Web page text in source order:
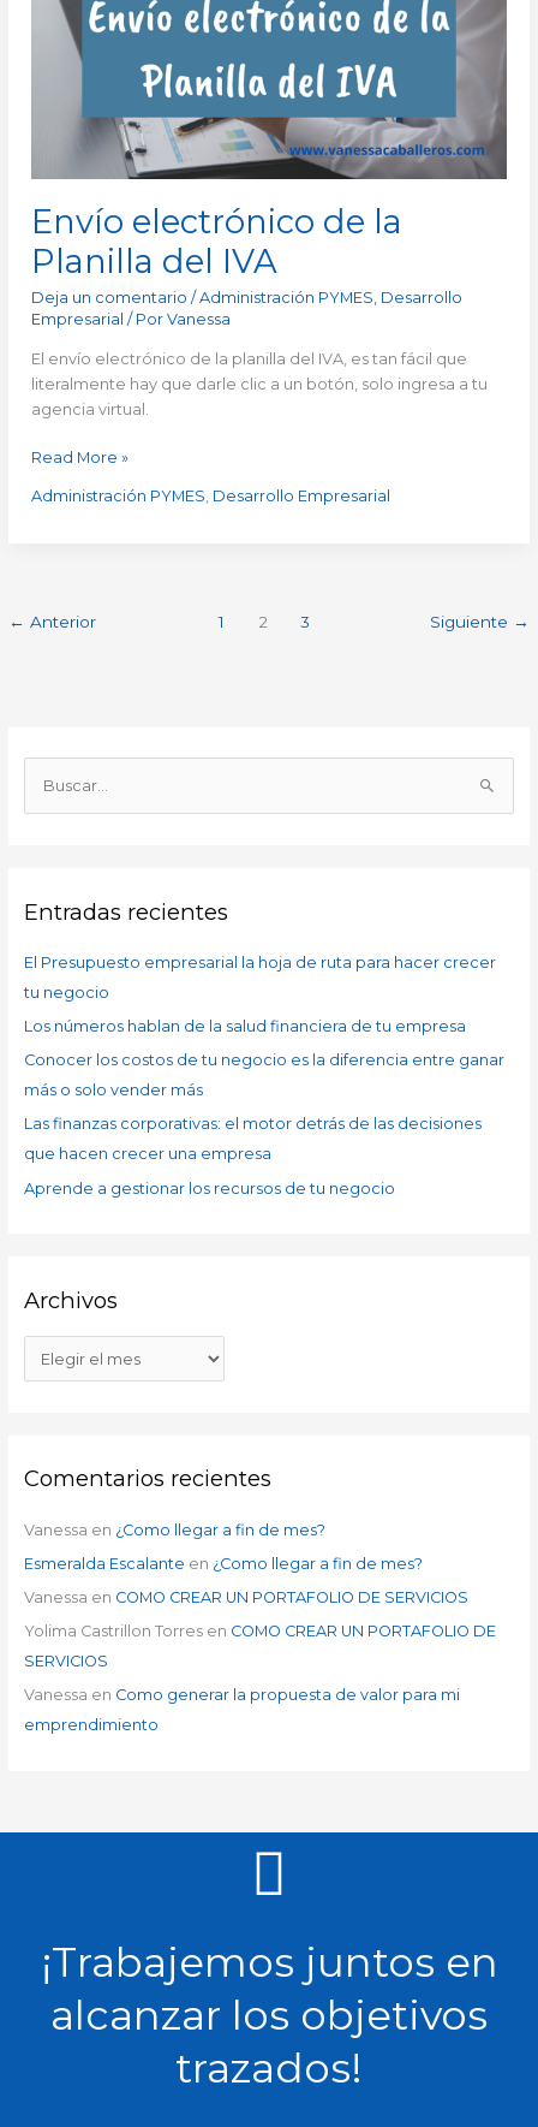
Envío electrónico de la
Planilla del IVA
Deja un comentario /Administración PYMES, Desarrollo
Empresarial / PorVanessa
El envío electrónico de la planilla del IVA, es tan fácil que
literalmente hay que darle clic a un botón, solo ingresa a tu
agencia virtual.
Planilla
Read More »
Administración PYMES Desarrollo Empresarial
← Anterior 1 2 3 Siguiente →
a
p
o
r
:
Entradas recientes
El Presupuesto empresarial la hoja de ruta para hacer crecer
tu negocio
Los números hablan de la salud financiera de tu empresa
Conocer los costos de tu negocio es la diferencia entre ganar
más o solo vender más
Las finanzas corporativas: el motor detrás de las decisiones
que hacen crecer una empresa
Aprende a gestionar los recursos de tu negocio
Archivos
o
Comentarios recientes
Vanessa en ¿Como llegar a fin de mes?
Esmeralda Escalante en ¿Como llegar a fin de mes?
Vanessa en COMO CREAR UN PORTAFOLIO DE SERVICIOS
Yolima Castrillon Torresen COMO CREAR UN PORTAFOLIO DE
SERVICIOS
Vanessa en Como generar la propuesta de valor para mi
emprendimiento
¡Trabajemos juntos en
alcanzar los objetivos
trazados!